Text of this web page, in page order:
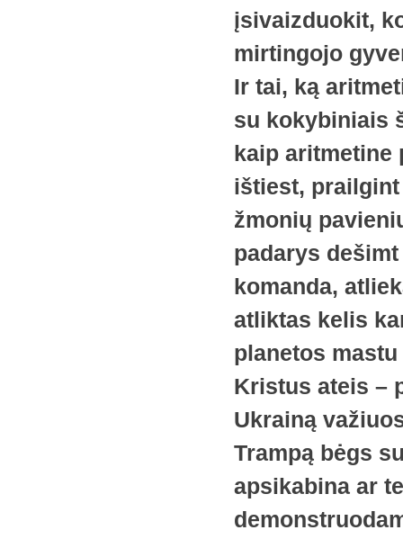
įsivaizduokit,
mirtingojo
Ir tai, ką
su kokybiniais
kaip aritmetine
ištiest,
žmonių
padarys
komanda,
atliktas kelis
planetos
Kristus ateis –
Ukrainą
Trampą bėgs
apsikabina ar